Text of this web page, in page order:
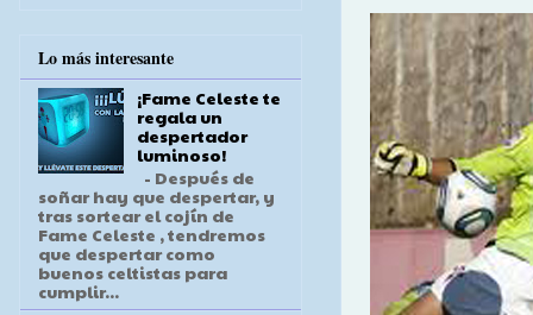
Lo más interesante
¡Fame Celeste te
regala un
despertador
luminoso!
- Después de
soñar hay que despertar, y
tras sortear el cojín de
Fame Celeste , tendremos
que despertar como
buenos celtistas para
cumplir...